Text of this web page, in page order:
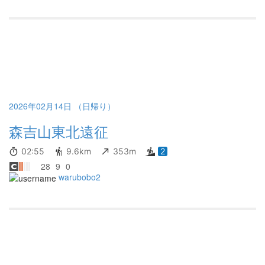
2026年02月14日 （日帰り）
森吉山東北遠征
02:55 9.6km 353m 2
28 9 0
warubobo2